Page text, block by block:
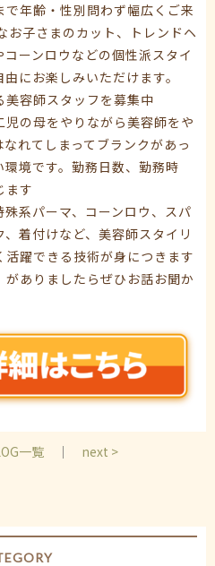
年齢・性別問わず幅広くご来
お子さまのカット、トレンドヘ
ーンロウなどの個性派スタイ
にお楽しみいただけます。
美容師スタッフを募集中
の母をやりながら美容師をや
れてしまってブランクがあっ
境です。勤務日数、勤務時
ます
系パーマ、コーンロウ、スパ
着付けなど、美容師スタイリ
躍できる技術が身につきます
がありましたらぜひお話お聞か
一覧 ｜ next >